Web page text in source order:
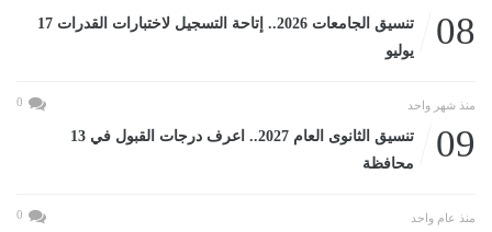
08
تنسيق الجامعات 2026.. إتاحة التسجيل لاختبارات القدرات 17
يوليو
منذ شهر واحد 0
09
تنسيق الثانوى العام 2027.. اعرف درجات القبول في 13
محافظة
منذ عام واحد 0